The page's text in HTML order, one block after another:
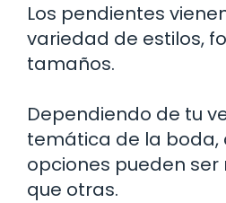
Los pendientes
variedad de estilos,
tamaños.
Dependiendo de tu
temática de la boda,
opciones pueden
que otras.